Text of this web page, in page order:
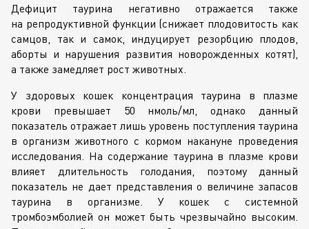
Дефицит таурина негативно отражается также
на репродуктивной функции (снижает плодовитость как
самцов, так и самок, индуцирует резорбцию плодов,
аборты и нарушения развития новорожденных котят),
а также замедляет рост животных.
У здоровых кошек концентрация таурина в плазме
крови превышает 50 нмоль/мл, однако данный
показатель отражает лишь уровень поступления таурина
в организм животного с кормом накануне проведения
исследования. На содержание таурина в плазме крови
влияет длительность голодания, поэтому данный
показатель не дает представления о величине запасов
таурина в организме. У кошек с системной
тромбоэмболией он может быть чрезвычайно высоким.